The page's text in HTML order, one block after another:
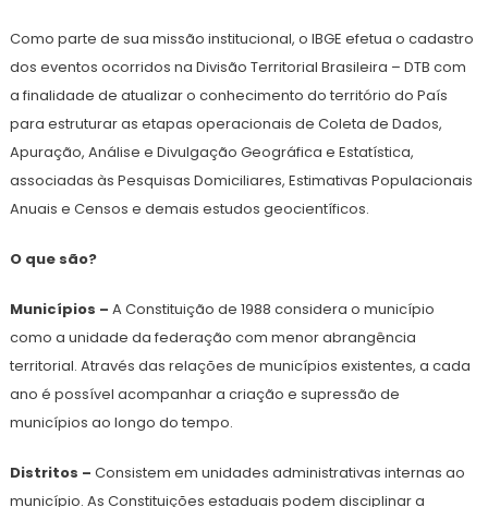
Como parte de sua missão institucional, o IBGE efetua o cadastro
dos eventos ocorridos na Divisão Territorial Brasileira – DTB com
a finalidade de atualizar o conhecimento do território do País
para estruturar as etapas operacionais de Coleta de Dados,
Apuração, Análise e Divulgação Geográfica e Estatística,
associadas às Pesquisas Domiciliares, Estimativas Populacionais
Anuais e Censos e demais estudos geocientíficos.
O que são?
Municípios – A Constituição de 1988 considera o município
como a unidade da federação com menor abrangência
territorial. Através das relações de municípios existentes, a cada
ano é possível acompanhar a criação e supressão de
municípios ao longo do tempo.
Distritos – Consistem em unidades administrativas internas ao
município. As Constituições estaduais podem disciplinar a